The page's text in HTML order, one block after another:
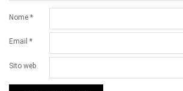
Nome *
Email *
Sito web